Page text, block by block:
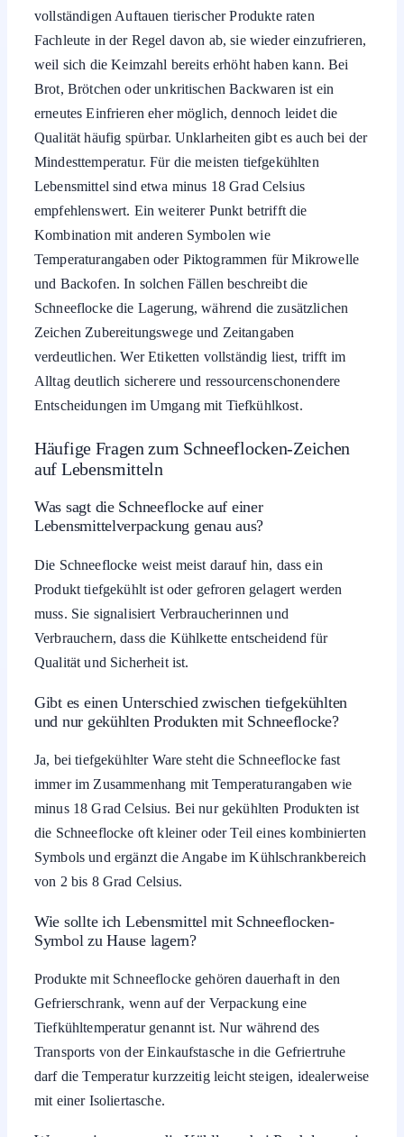
vollständigen Auftauen tierischer Produkte raten
Fachleute in der Regel davon ab, sie wieder einzufrieren,
weil sich die Keimzahl bereits erhöht haben kann. Bei
Brot, Brötchen oder unkritischen Backwaren ist ein
erneutes Einfrieren eher möglich, dennoch leidet die
Qualität häufig spürbar. Unklarheiten gibt es auch bei der
Mindesttemperatur. Für die meisten tiefgekühlten
Lebensmittel sind etwa minus 18 Grad Celsius
empfehlenswert. Ein weiterer Punkt betrifft die
Kombination mit anderen Symbolen wie
Temperaturangaben oder Piktogrammen für Mikrowelle
und Backofen. In solchen Fällen beschreibt die
Schneeflocke die Lagerung, während die zusätzlichen
Zeichen Zubereitungswege und Zeitangaben
verdeutlichen. Wer Etiketten vollständig liest, trifft im
Alltag deutlich sicherere und ressourcenschonendere
Entscheidungen im Umgang mit Tiefkühlkost.
Häufige Fragen zum Schneeflocken-Zeichen
auf Lebensmitteln
Was sagt die Schneeflocke auf einer
Lebensmittelverpackung genau aus?
Die Schneeflocke weist meist darauf hin, dass ein
Produkt tiefgekühlt ist oder gefroren gelagert werden
muss. Sie signalisiert Verbraucherinnen und
Verbrauchern, dass die Kühlkette entscheidend für
Qualität und Sicherheit ist.
Gibt es einen Unterschied zwischen tiefgekühlten
und nur gekühlten Produkten mit Schneeflocke?
Ja, bei tiefgekühlter Ware steht die Schneeflocke fast
immer im Zusammenhang mit Temperaturangaben wie
minus 18 Grad Celsius. Bei nur gekühlten Produkten ist
die Schneeflocke oft kleiner oder Teil eines kombinierten
Symbols und ergänzt die Angabe im Kühlschrankbereich
von 2 bis 8 Grad Celsius.
Wie sollte ich Lebensmittel mit Schneeflocken-
Symbol zu Hause lagern?
Produkte mit Schneeflocke gehören dauerhaft in den
Gefrierschrank, wenn auf der Verpackung eine
Tiefkühltemperatur genannt ist. Nur während des
Transports von der Einkaufstasche in die Gefriertruhe
darf die Temperatur kurzzeitig leicht steigen, idealerweise
mit einer Isoliertasche.